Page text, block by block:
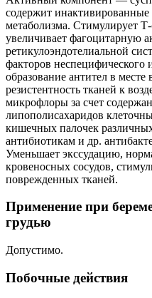
содержит
метаболизма. Стимулирует
увеличивает фагоцитарную
ретикулоэндотелиальной
факторов
образование антител в
резистентность тканей к
микрофлоры за счет
липополисахаридов
кишечных палочек
антибиотикам и др.
Уменьшает экссудацию,
кровеносных сосудов,
поврежденных тканей.
Применение при
грудью
Допустимо.
Побочные действия